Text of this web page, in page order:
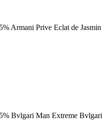
Armani Prive Eclat de Jasmin
Bvlgari Man Extreme Bvlgari